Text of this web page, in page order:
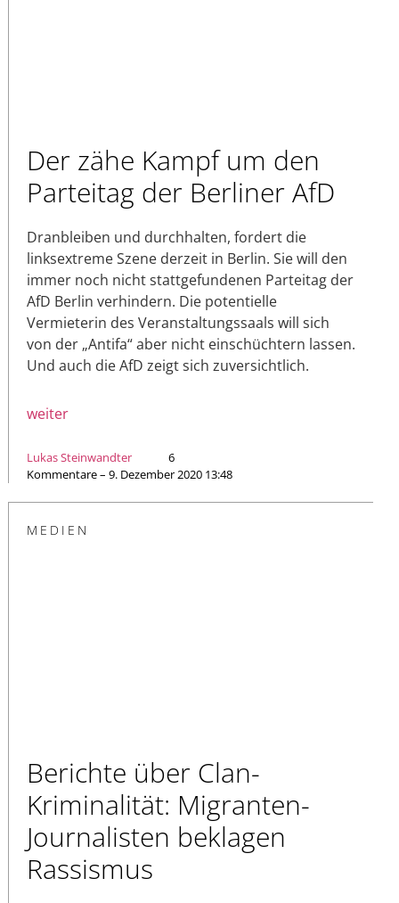
Der zähe Kampf um den
Parteitag der Berliner AfD
Dranbleiben und durchhalten, fordert die
linksextreme Szene derzeit in Berlin. Sie will den
immer noch nicht stattgefundenen Parteitag der
AfD Berlin verhindern. Die potentielle
Vermieterin des Veranstaltungssaals will sich
von der „Antifa“ aber nicht einschüchtern lassen.
Und auch die AfD zeigt sich zuversichtlich.
weiter
Lukas Steinwandter
6
Kommentare – 9. Dezember 2020 13:48
MEDIEN
Berichte über Clan-
Kriminalität: Migranten-
Journalisten beklagen
Rassismus